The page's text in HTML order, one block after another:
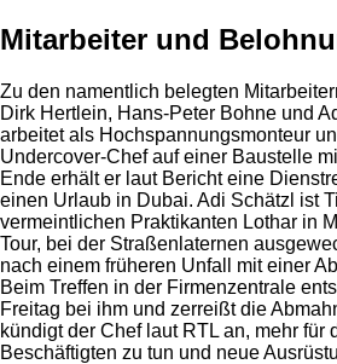
Mitarbeiter und
Zu den namentlich belegten
Dirk Hertlein, Hans-Peter Bohne und
arbeitet als Hochspannungsmonteur
Undercover-Chef auf einer Baustelle
Ende erhält er laut Bericht eine
einen Urlaub in Dubai. Adi Schätzl ist
vermeintlichen Praktikanten Lothar in
Tour, bei der Straßenlaternen
nach einem früheren Unfall mit einer
Beim Treffen in der Firmenzentrale
Freitag bei ihm und zerreißt die
kündigt der Chef laut RTL an, mehr für
Beschäftigten zu tun und neue